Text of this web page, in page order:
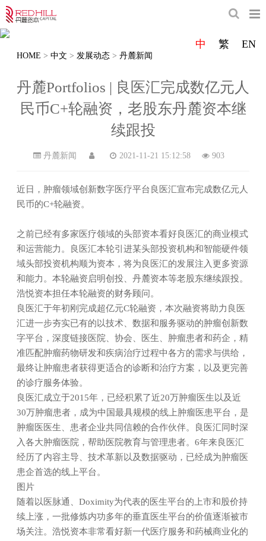
中 繁 EN
丹麓资本是一家专注于医疗健康行业的创投机
致力于成为值得信赖、基业长青的卓越医疗基金管理公司
HOME > 中文 > 发展动态 > 丹麓新闻
丹麓Portfolios | 良医汇完成数亿元人
民币C+轮融资，老股东丹麓资本继
续跟投
丹麓新闻 2021-11-21 15:12:58 903
近日，肿瘤领域创新数字医疗平台良医汇宣布完成数亿元人
民币的C+轮融资。
之前已经有多家医疗领域的头部资本看好良医汇的商业模式
和运营能力。良医汇本轮引进某头部投资机构和智能硬件领
域头部投资机构顺为资本，将为良医汇的发展注入更多资源
和能力。本轮融资启明创投、丹麓资本等老股东继续跟投。
浩悦资本担任本轮融资的财务顾问。
良医汇于年初刚完成超亿元C轮融资，本次融资将助力良医
汇进一步夯实已有的以技术、数据和服务驱动的肿瘤创新数
字平台，深度链接医院、协会、医生、肿瘤患者和药企，精
准匹配肿瘤药物研发和疾病治疗过程中各方的需求与供给，
最终让肿瘤患者获得更适合的诊断和治疗方案，以及更完善
的诊疗服务体验。
良医汇成立于2015年，已经积累了近20万肿瘤医生以及近
30万肿瘤患者，成为中国最具规模的线上肿瘤医患平台，是
肿瘤医医生、患者企业共同信赖的合作伙伴。良医汇同时深
入各大肿瘤医院，帮助医院教育与管理患者。6年来良医汇
经历了内容主导、技术革新以及数据驱动，已经成为肿瘤医
患企首选的线上平台。
图片
随着以医脉通、Doximity为代表的医生平台的上市和股价持
续上涨，一批修炼内功多年的垂直医生平台的价值逐渐被市
场关注。浩悦资本非常看好新一代医疗服务和药械商业化的